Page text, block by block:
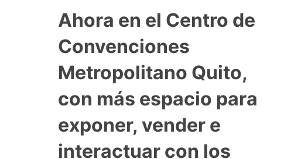
Ahora en el Centro de
Convenciones
Metropolitano Quito,
con más espacio para
exponer, vender e
interactuar con los